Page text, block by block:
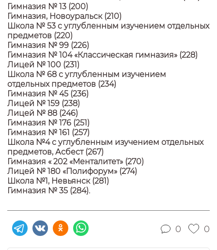
Гимназия № 13 (200)
Гимназия, Новоуральск (210)
Школа № 53 с углубленным изучением отдельных
предметов (220)
Гимназия № 99 (226)
Гимназия № 104 «Классическая гимназия» (228)
Лицей № 100 (231)
Школа № 68 с углубленным изучением
отдельных предметов (234)
Гимназия № 45 (236)
Лицей № 159 (238)
Лицей № 88 (246)
Гимназия № 176 (251)
Гимназия № 161 (257)
Школа №4 с углубленным изучением отдельных
предметов, Асбест (267)
Гимназия « 202 «Менталитет» (270)
Лицей № 180 «Полифорум» (274)
Школа №1, Невьянск (281)
Гимназия № 35 (284).
0 0